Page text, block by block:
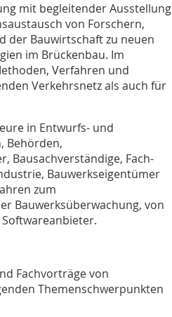
mit begleitender Ausstellung
von Forschern,
der Bauwirtschaft zu neuen
im Brückenbau. Im
Verfahren und
Verkehrsnetz als auch für
in Entwurfs- und
Behörden,
Bausachverständige, Fach-
Bauwerkseigentümer
zum
Bauwerksüberwachung, von
Fachvorträge von
Themenschwerpunkten